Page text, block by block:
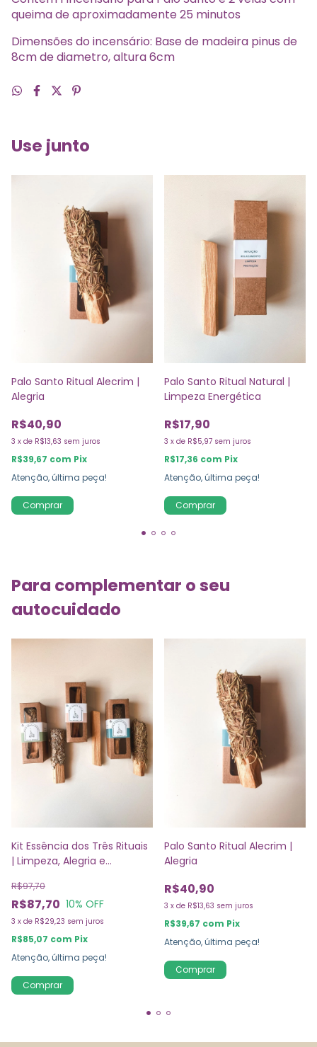
queima de aproximadamente 25 minutos
Dimensões do incensário: Base de madeira pinus de
8cm de diametro, altura 6cm
Use junto
Palo Santo Ritual Alecrim |
Alegria
R$40,90
3 x de R$13,63 sem juros
R$39,67 com Pix
Atenção, última peça!
Palo Santo Ritual Natural |
Limpeza Energética
R$17,90
3 x de R$5,97 sem juros
R$17,36 com Pix
Atenção, última peça!
Para complementar o seu
autocuidado
Kit Essência dos Três Rituais
| Limpeza, Alegria e
R$87,70
R$97,70
10% OFF
3 x de R$29,23 sem juros
R$85,07 com Pix
Atenção, última peça!
Palo Santo Ritual Alecrim |
Alegria
R$40,90
3 x de R$13,63 sem juros
R$39,67 com Pix
Atenção, última peça!